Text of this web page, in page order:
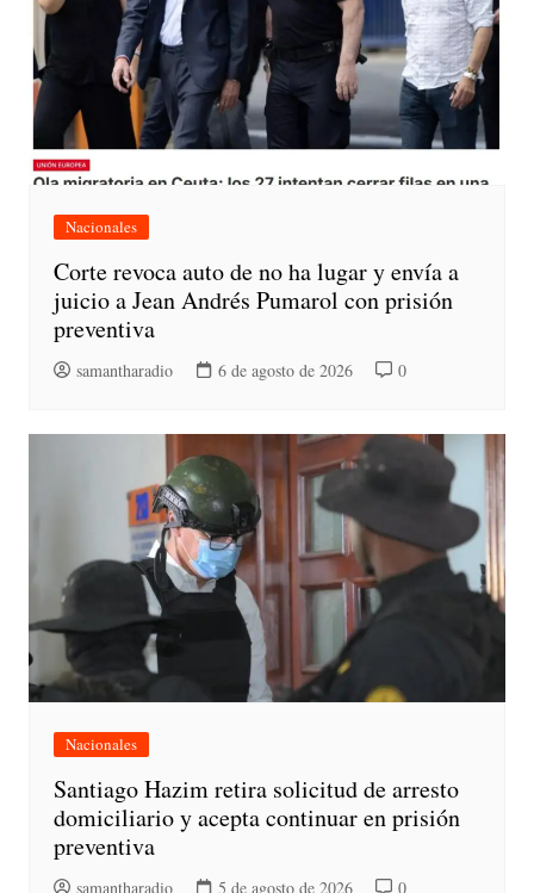
Nacionales
Corte revoca auto de no ha lugar y envía a
juicio a Jean Andrés Pumarol con prisión
preventiva
samantharadio 6 de agosto de 2026 0
Nacionales
Santiago Hazim retira solicitud de arresto
domiciliario y acepta continuar en prisión
preventiva
samantharadio 5 de agosto de 2026 0